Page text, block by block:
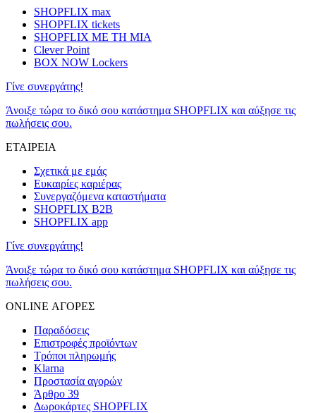
SHOPFLIX max
SHOPFLIX tickets
SHOPFLIX ΜΕ ΤΗ ΜΙΑ
Clever Point
BOX NOW Lockers
Γίνε συνεργάτης!
Άνοιξε τώρα το δικό σου κατάστημα SHOPFLIX και αύξησε τις
πωλήσεις σου.
ΕΤΑΙΡΕΙΑ
Σχετικά με εμάς
Ευκαιρίες καριέρας
Συνεργαζόμενα καταστήματα
SHOPFLIX B2B
SHOPFLIX app
Γίνε συνεργάτης!
Άνοιξε τώρα το δικό σου κατάστημα SHOPFLIX και αύξησε τις
πωλήσεις σου.
ONLINE ΑΓΟΡΕΣ
Παραδόσεις
Επιστροφές προϊόντων
Τρόποι πληρωμής
Klarna
Προστασία αγορών
Άρθρο 39
Δωροκάρτες SHOPFLIX